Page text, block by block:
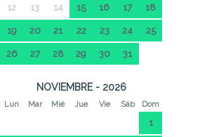
12 13 14 15 16 17 18
19 20 21 22 23 24 25
26 27 28 29 30 31
NOVIEMBRE - 2026
Lun Mar Mié Jue Vie Sáb Dom
1